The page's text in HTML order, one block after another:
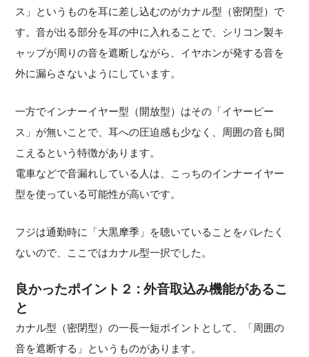
ス」というものを耳に差し込むのがカナル型（密閉型）で
す。音が出る部分を耳の中に入れることで、シリコン製キ
ャップが周りの音を遮断しながら、イヤホンが発する音を
外に漏らさないようにしています。
一方でインナーイヤー型（開放型）はその「イヤーピー
ス」が無いことで、耳への圧迫感も少なく、周囲の音も聞
こえるという特徴があります。
電車などで音漏れしている人は、こっちのインナーイヤー
型を使っている可能性が高いです。
フジは通勤時に「大黒摩季」を聴いていることをバレたく
ないので、ここではカナル型一択でした。
良かったポイント２ : 外音取込み機能があるこ
と
カナル型（密閉型）の一長一短ポイントとして、「周囲の
音を遮断する」というものがあります。